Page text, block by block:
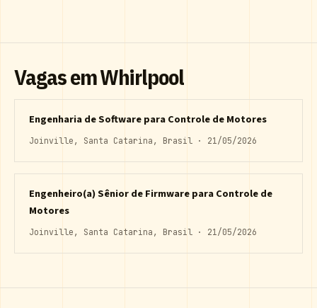
Vagas em Whirlpool
Engenharia de Software para Controle de Motores
Joinville, Santa Catarina, Brasil · 21/05/2026
Engenheiro(a) Sênior de Firmware para Controle de
Motores
Joinville, Santa Catarina, Brasil · 21/05/2026